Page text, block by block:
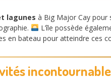
lagunes à Big Major Cay pour
L’île possède
en bateau pour atteindre ces